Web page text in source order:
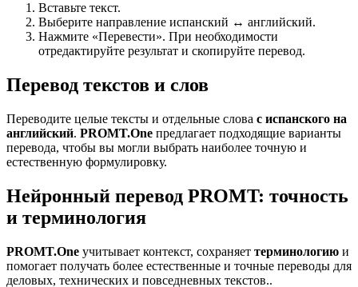
Вставьте текст.
Выберите направление испанский ↔ английский.
Нажмите «Перевести». При необходимости
отредактируйте результат и скопируйте перевод.
Перевод текстов и слов
Переводите целые тексты и отдельные слова с испанского на
английский. PROMT.One предлагает подходящие варианты
перевода, чтобы вы могли выбрать наиболее точную и
естественную формулировку.
Нейронный перевод PROMT: точность
и терминология
PROMT.One учитывает контекст, сохраняет терминологию и
помогает получать более естественные и точные переводы для
деловых, технических и повседневных текстов..